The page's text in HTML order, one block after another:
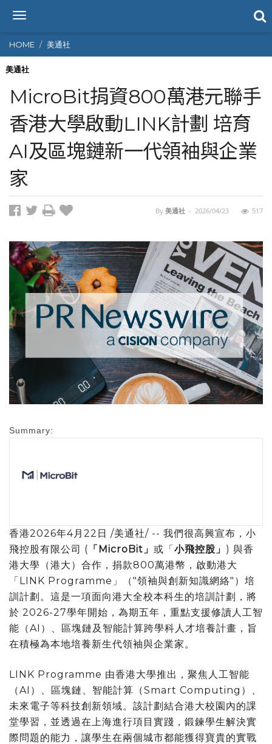
T
g
g
l
n
v
i
a
t
i
o
n
HOME 美通社
美通社
MicroBit捐資800萬港元聯手
香港大學啟動LINK計劃 培育
AI及區塊鏈新一代領袖與企業
家
By 美通社 - 2026/04/23 517
Summary:
香港2026年4月22日 /美通社/ -- 我們很高興宣布，小
飛控股有限公司 ( 「MicroBit」 或「小飛控股」 ) 與香
港大學（港大）合作，捐款800萬港幣，啟動港大
「LINK Programme」（"領袖與創新知識網絡"）培
訓計劃。這是一項面向港大全校本科生的培訓計劃，將
於 2026-27學年開始，為期五年，重點支援修讀人工智
能（AI）、區塊鏈及智能計算跨學科人才培養計畫，旨
在積極為本地培養新生代領袖與企業家。
LINK Programme 由香港大學推出，聚焦人工智能
（AI）、區塊鏈、智能計算（Smart Computing）、
未來電子等科技創新領域。該計劃結合港大校園內的課
堂學習，並透過在上海進行項目實踐，鍛鍊學生解決實
際問題的能力，讓學生在兩個城市都能獲得寶貴的實戰